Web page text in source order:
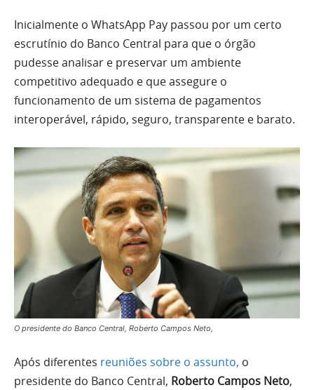
Inicialmente o WhatsApp Pay passou por um certo
escrutínio do Banco Central para que o órgão
pudesse analisar e preservar um ambiente
competitivo adequado e que assegure o
funcionamento de um sistema de pagamentos
interoperável, rápido, seguro, transparente e barato.
O presidente do Banco Central, Roberto Campos Neto,
Após diferentes reuniões sobre o assunto, o
presidente do Banco Central, Roberto Campos Neto,